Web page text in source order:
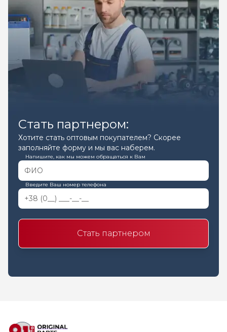
Стать партнером:
Хотите стать оптовым покупателем? Скорее
заполняйте форму и мы вас наберем.
Напишите, как мы можем обращаться к Вам
Введите Ваш номер телефона
Стать партнером